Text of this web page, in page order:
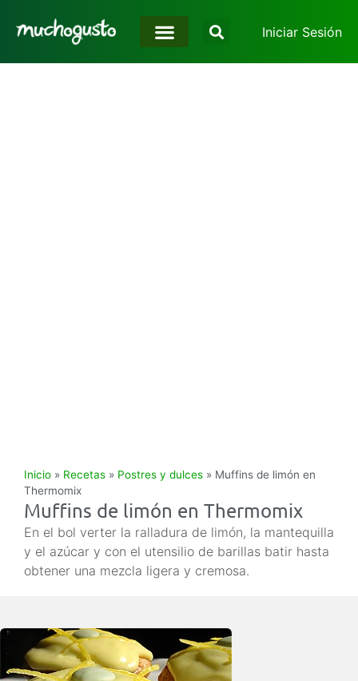
Iniciar Sesión
Inicio » Recetas » Postres y dulces » Muffins de limón en
Thermomix
Muffins de limón en Thermomix
En el bol verter la ralladura de limón, la mantequilla
y el azúcar y con el utensilio de barillas batir hasta
obtener una mezcla ligera y cremosa.